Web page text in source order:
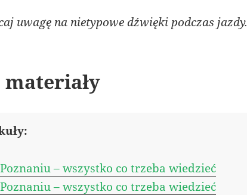
uwagę na nietypowe dźwięki podczas jazdy.
materiały
– wszystko co trzeba wiedzieć
– wszystko co trzeba wiedzieć